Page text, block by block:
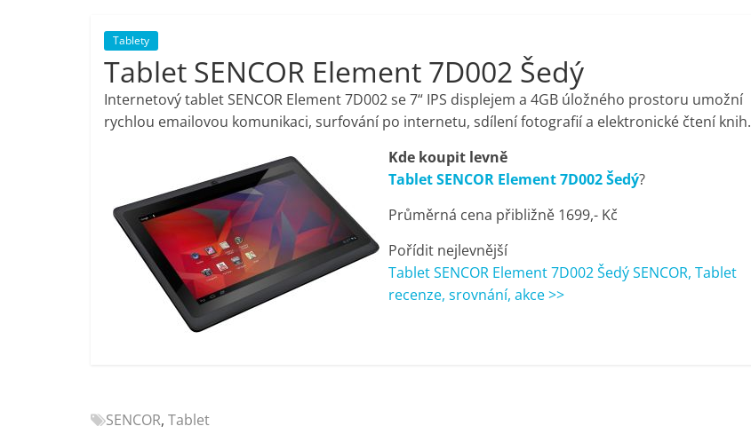
porovnání,
pračky,
televize,
notebooky,
mobilní
telefony,
kávovary,
Nejlepší
Tablety
Tablet SENCOR Element 7D002 Šedý
Internetový tablet SENCOR Element 7D002 se 7“ IPS displejem a 4GB úložného prostoru umožní
rychlou emailovou komunikaci, surfování po internetu, sdílení fotografií a elektronické čtení knih.
Kde koupit levně
Tablet SENCOR Element 7D002 Šedý?
Průměrná cena přibližně 1699,- Kč
Pořídit nejlevnější
Tablet SENCOR Element 7D002 Šedý SENCOR, Tablet
recenze, srovnání, akce >>
SENCOR, Tablet